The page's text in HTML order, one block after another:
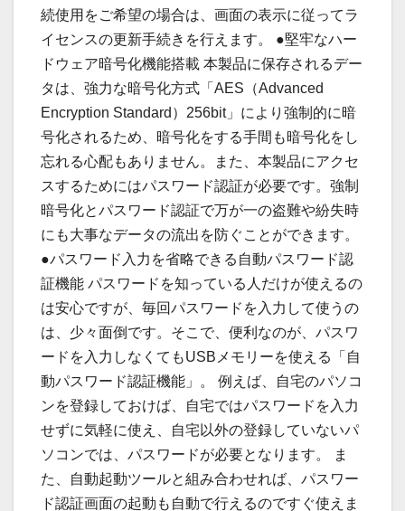
続使用をご希望の場合は、画面の表示に従ってラ
イセンスの更新手続きを行えます。 ●堅牢なハー
ドウェア暗号化機能搭載 本製品に保存されるデー
タは、強力な暗号化方式「AES（Advanced
Encryption Standard）256bit」により強制的に暗
号化されるため、暗号化をする手間も暗号化をし
忘れる心配もありません。また、本製品にアクセ
スするためにはパスワード認証が必要です。強制
暗号化とパスワード認証で万が一の盗難や紛失時
にも大事なデータの流出を防ぐことができます。
●パスワード入力を省略できる自動パスワード認
証機能 パスワードを知っている人だけが使えるの
は安心ですが、毎回パスワードを入力して使うの
は、少々面倒です。そこで、便利なのが、パスワ
ードを入力しなくてもUSBメモリーを使える「自
動パスワード認証機能」。 例えば、自宅のパソコ
ンを登録しておけば、自宅ではパスワードを入力
せずに気軽に使え、自宅以外の登録していないパ
ソコンでは、パスワードが必要となります。 ま
た、自動起動ツールと組み合わせれば、パスワー
ド認証画面の起動も自動で行えるのですぐ使えま